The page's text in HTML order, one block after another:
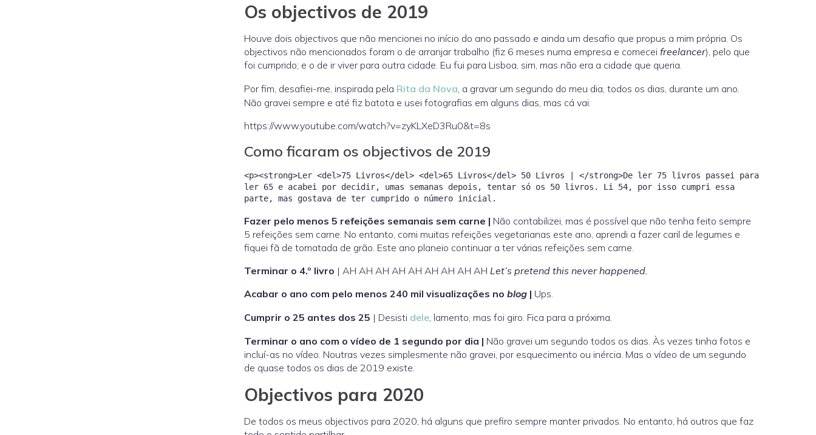
Os objectivos de 2019
Houve dois objectivos que não mencionei no início do ano passado e ainda um desafio que propus a mim própria. Os
objectivos não mencionados foram o de arranjar trabalho (fiz 6 meses numa empresa e comecei freelancer), pelo que
foi cumprido; e o de ir viver para outra cidade. Eu fui para Lisboa, sim, mas não era a cidade que queria.
Por fim, desafiei-me, inspirada pela Rita da Nova, a gravar um segundo do meu dia, todos os dias, durante um ano.
Não gravei sempre e até fiz batota e usei fotografias em alguns dias, mas cá vai:
https://www.youtube.com/watch?v=zyKLXeD3Ru0&t=8s
Como ficaram os objectivos de 2019
<p><strong>Ler <del>75 Livros</del> <del>65 Livros</del> 50 Livros | </strong>De ler 75 livros passei para
ler 65 e acabei por decidir, umas semanas depois, tentar só os 50 livros. Li 54, por isso cumpri essa
Fazer pelo menos 5 refeições semanais sem carne | Não contabilizei, mas é possível que não tenha feito sempre
5 refeições sem carne. No entanto, comi muitas refeições vegetarianas este ano, aprendi a fazer caril de legumes e
fiquei fã de tomatada de grão. Este ano planeio continuar a ter várias refeições sem carne.
Terminar o 4.º livro | AH AH AH AH AH AH AH AH AH Let’s pretend this never happened.
Acabar o ano com pelo menos 240 mil visualizações no blog | Ups.
Cumprir o 25 antes dos 25 | Desisti dele, lamento, mas foi giro. Fica para a próxima.
Terminar o ano com o vídeo de 1 segundo por dia | Não gravei um segundo todos os dias. Às vezes tinha fotos e
incluí-as no vídeo. Noutras vezes simplesmente não gravei, por esquecimento ou inércia. Mas o vídeo de um segundo
de quase todos os dias de 2019 existe.
Objectivos para 2020
De todos os meus objectivos para 2020, há alguns que prefiro sempre manter privados. No entanto, há outros que faz